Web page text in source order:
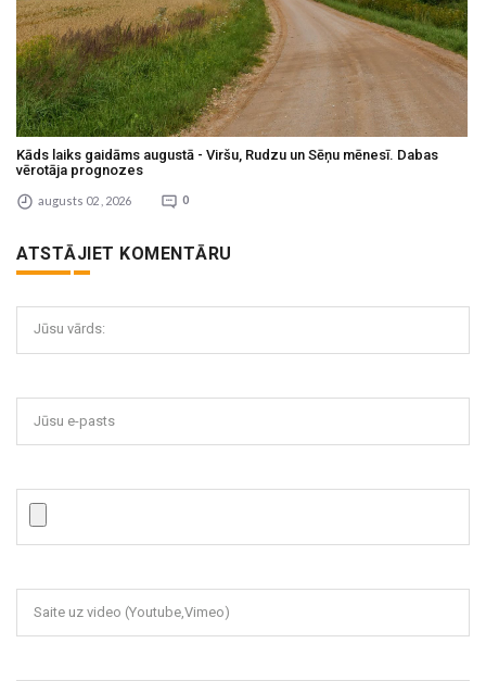
Kāds laiks gaidāms augustā - Viršu, Rudzu un Sēņu mēnesī. Dabas
vērotāja prognozes
augusts 02 , 2026 0
ATSTĀJIET KOMENTĀRU
Jūsu vārds:
Jūsu e-pasts
Saite uz video (Youtube,Vimeo)